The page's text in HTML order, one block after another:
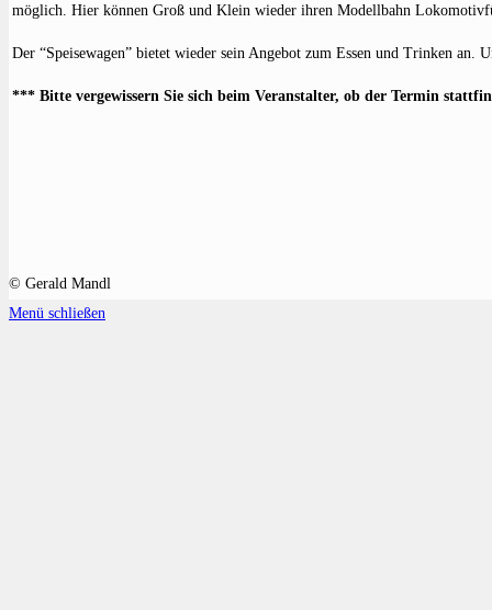
möglich. Hier können Groß und Klein wieder ihren Modellbahn
Der “Speisewagen” bietet wieder sein Angebot zum Essen und Trinken
*** Bitte vergewissern Sie sich beim Veranstalter, ob der Termin
© Gerald Mandl
Menü schließen